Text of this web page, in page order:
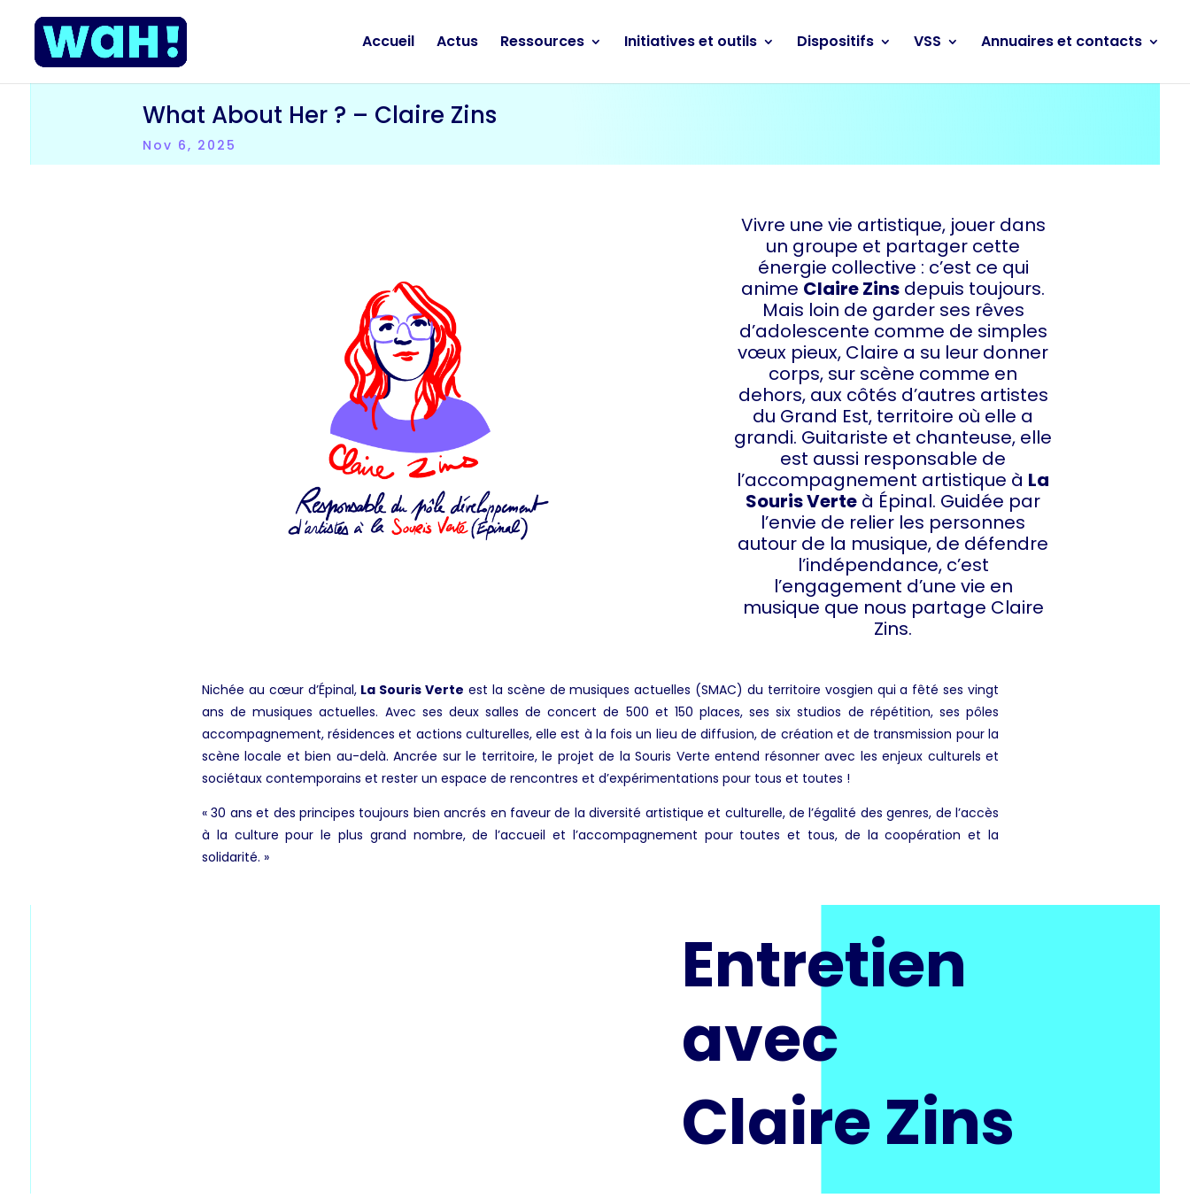
Accueil Actus Ressources Initiatives et outils Dispositifs VSS Annuaires et contacts
What About Her ? – Claire Zins
Nov 6, 2025
Vivre une vie artistique, jouer dans
un groupe et partager cette
énergie collective : c’est ce qui
anime Claire Zins depuis toujours.
Mais loin de garder ses rêves
d’adolescente comme de simples
vœux pieux, Claire a su leur donner
corps, sur scène comme en
dehors, aux côtés d’autres artistes
du Grand Est, territoire où elle a
grandi. Guitariste et chanteuse, elle
est aussi responsable de
l’accompagnement artistique à La
Souris Verte à Épinal. Guidée par
l’envie de relier les personnes
autour de la musique, de défendre
l’indépendance, c’est
l’engagement d’une vie en
musique que nous partage Claire
Zins.
Nichée au cœur d’Épinal, La Souris Verte est la scène de musiques actuelles (SMAC) du territoire vosgien qui a fêté ses vingt
ans de musiques actuelles. Avec ses deux salles de concert de 500 et 150 places, ses six studios de répétition, ses pôles
accompagnement, résidences et actions culturelles, elle est à la fois un lieu de diffusion, de création et de transmission pour la
scène locale et bien au-delà. Ancrée sur le territoire, le projet de la Souris Verte entend résonner avec les enjeux culturels et
sociétaux contemporains et rester un espace de rencontres et d’expérimentations pour tous et toutes !
« 30 ans et des principes toujours bien ancrés en faveur de la diversité artistique et culturelle, de l’égalité des genres, de l’accès
à la culture pour le plus grand nombre, de l’accueil et l’accompagnement pour toutes et tous, de la coopération et la
solidarité. »
Entretien
avec
Claire Zins